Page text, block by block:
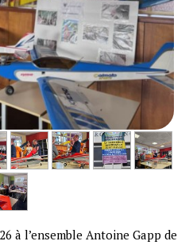
à l’ensemble Antoine Gapp de